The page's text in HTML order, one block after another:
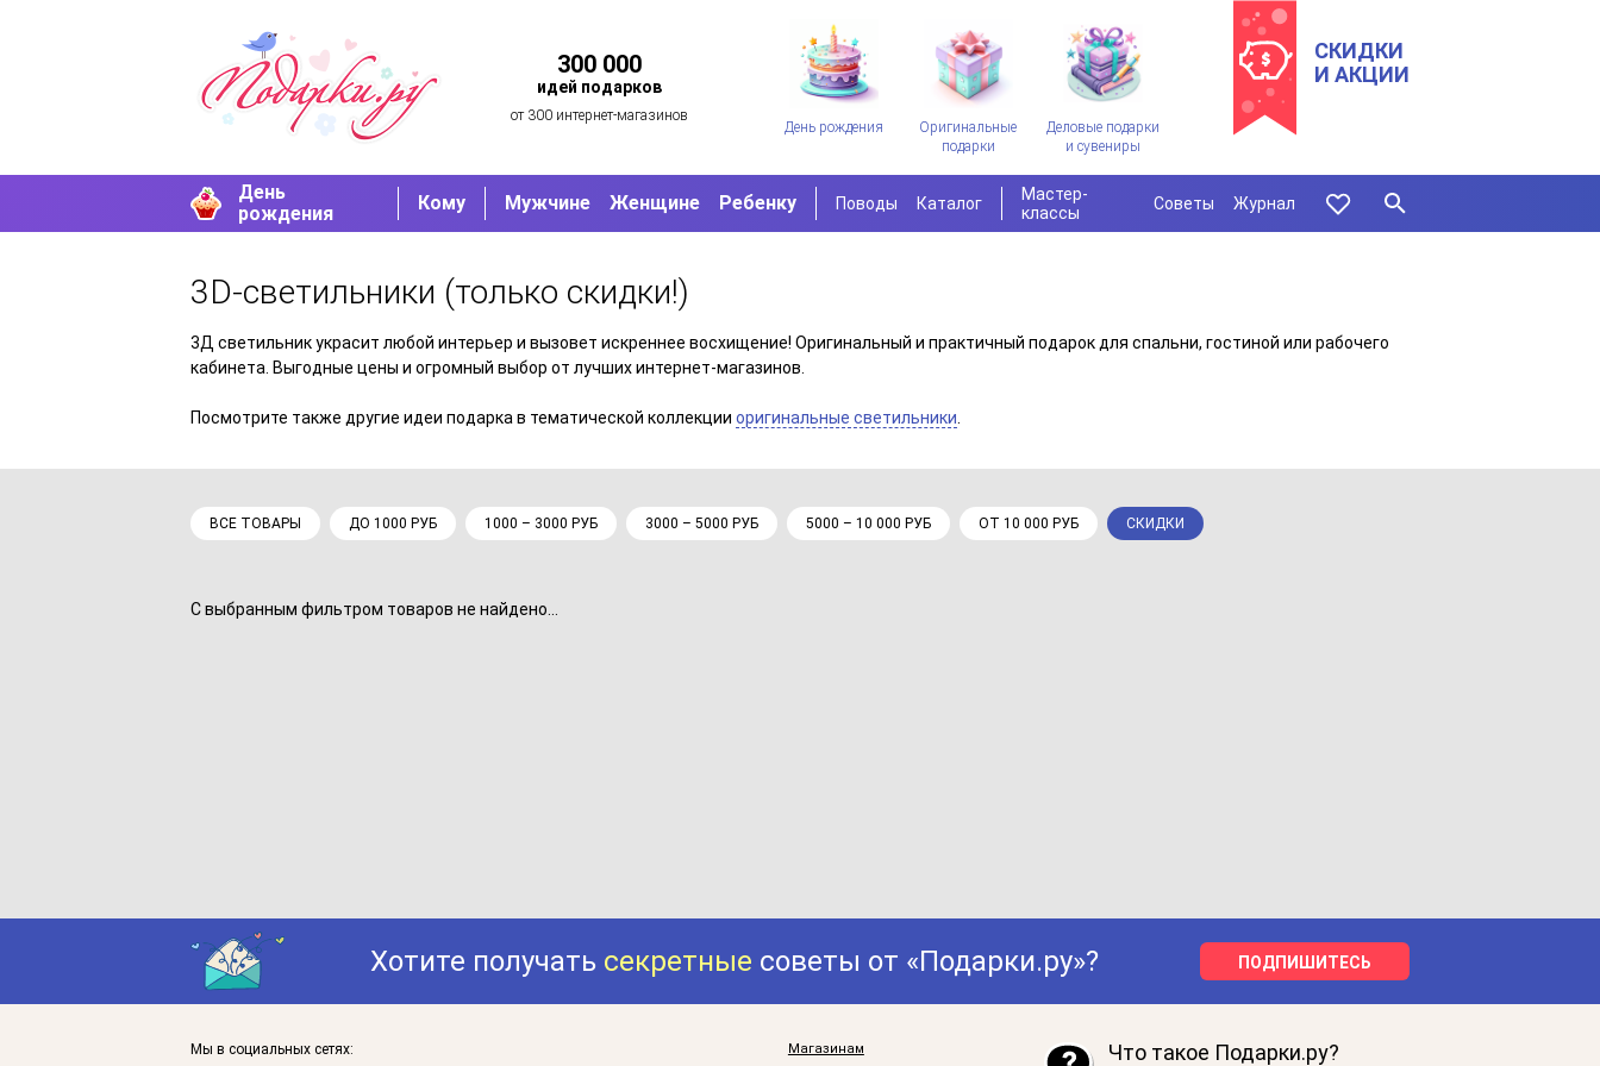
300 000
идей подарков
от 300 интернет-магазинов
День рождения
Оригинальные
подарки
Деловые подарки
и сувениры
СКИДКИ
И АКЦИИ
День
рождения
Кому Мужчине Женщине Ребенку Поводы Каталог
Мастер-
классы
Советы Журнал
3D-светильники (только скидки!)
3Д светильник украсит любой интерьер и вызовет искреннее восхищение! Оригинальный и практичный подарок для спальни, гостиной или рабочего
кабинета. Выгодные цены и огромный выбор от лучших интернет-магазинов.
Посмотрите также другие идеи подарка в тематической коллекции оригинальные светильники.
ВСЕ ТОВАРЫ ДО 1000 РУБ 1000 – 3000 РУБ 3000 – 5000 РУБ 5000 – 10 000 РУБ ОТ 10 000 РУБ СКИДКИ
С выбранным фильтром товаров не найдено...
Хотите получать секретные советы от «Подарки.ру»? ПОДПИШИТЕСЬ
Мы в социальных сетях: Магазинам Что такое Подарки.ру?